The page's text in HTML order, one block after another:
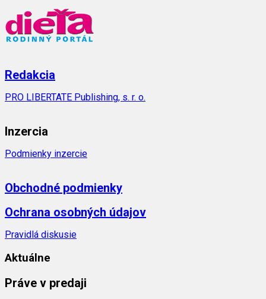
Redakcia
PRO LIBERTATE Publishing, s. r. o.
Inzercia
Podmienky inzercie
Obchodné podmienky
Ochrana osobných údajov
Pravidlá diskusie
Aktuálne
Práve v predaji